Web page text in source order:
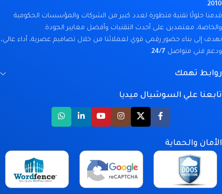
2010
.
قدمنا حلولًا تقنية متطورة لعدد كبير من الشركات والمؤسسات الحكومية
والخاصة، معتمدين على أحدث التقنيات وأفضل معايير الجودة.
نهدف إلى بناء حضور رقمي قوي لعملائنا من خلال تصاميم عصرية، أداء عالي،
ودعم فني متواصل 24/7
.
روابط تهمك
تابعنا علي السوشيال ميديا
الأمان والحماية